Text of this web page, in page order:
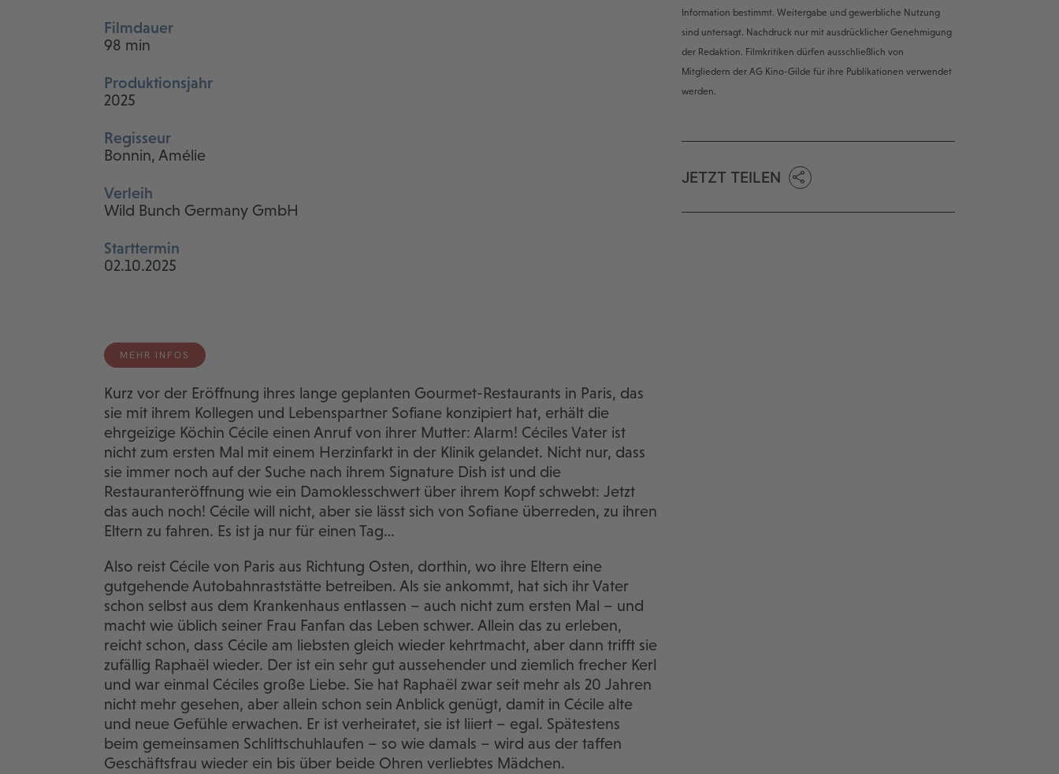
Filmdauer
98 min
Produktionsjahr
2025
Regisseur
Bonnin, Amélie
Verleih
Wild Bunch Germany GmbH
Starttermin
02.10.2025
MEHR INFOS
Kurz vor der Eröffnung ihres lange geplanten Gourmet-Restaurants in Paris, das
sie mit ihrem Kollegen und Lebenspartner Sofiane konzipiert hat, erhält die
ehrgeizige Köchin Cécile einen Anruf von ihrer Mutter: Alarm! Céciles Vater ist
nicht zum ersten Mal mit einem Herzinfarkt in der Klinik gelandet. Nicht nur, dass
sie immer noch auf der Suche nach ihrem Signature Dish ist und die
Restauranteröffnung wie ein Damoklesschwert über ihrem Kopf schwebt: Jetzt
das auch noch! Cécile will nicht, aber sie lässt sich von Sofiane überreden, zu ihren
Eltern zu fahren. Es ist ja nur für einen Tag…
Also reist Cécile von Paris aus Richtung Osten, dorthin, wo ihre Eltern eine
gutgehende Autobahnraststätte betreiben. Als sie ankommt, hat sich ihr Vater
schon selbst aus dem Krankenhaus entlassen – auch nicht zum ersten Mal – und
macht wie üblich seiner Frau Fanfan das Leben schwer. Allein das zu erleben,
reicht schon, dass Cécile am liebsten gleich wieder kehrtmacht, aber dann trifft sie
zufällig Raphaël wieder. Der ist ein sehr gut aussehender und ziemlich frecher Kerl
und war einmal Céciles große Liebe. Sie hat Raphaël zwar seit mehr als 20 Jahren
nicht mehr gesehen, aber allein schon sein Anblick genügt, damit in Cécile alte
und neue Gefühle erwachen. Er ist verheiratet, sie ist liiert – egal. Spätestens
beim gemeinsamen Schlittschuhlaufen – so wie damals – wird aus der taffen
Geschäftsfrau wieder ein bis über beide Ohren verliebtes Mädchen.
Information bestimmt. Weitergabe und gewerbliche Nutzung
sind untersagt. Nachdruck nur mit ausdrücklicher Genehmigung
der Redaktion. Filmkritiken dürfen ausschließlich von
Mitgliedern der AG Kino-Gilde für ihre Publikationen verwendet
werden.
JETZT TEILEN